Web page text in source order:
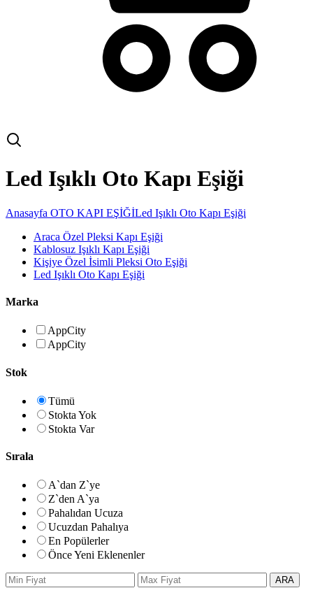
Led Işıklı Oto Kapı Eşiği
Anasayfa OTO KAPI EŞİĞİLed Işıklı Oto Kapı Eşiği
Araca Özel Pleksi Kapı Eşiği
Kablosuz Işıklı Kapı Eşiği
Kişiye Özel İsimli Pleksi Oto Eşiği
Led Işıklı Oto Kapı Eşiği
Marka
AppCity
AppCity
Stok
Tümü
Stokta Yok
Stokta Var
Sırala
A`dan Z`ye
Z`den A`ya
Pahalıdan Ucuza
Ucuzdan Pahalıya
En Popülerler
Önce Yeni Eklenenler
ARA